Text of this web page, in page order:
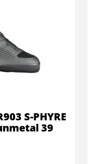
S-PHYRE
39